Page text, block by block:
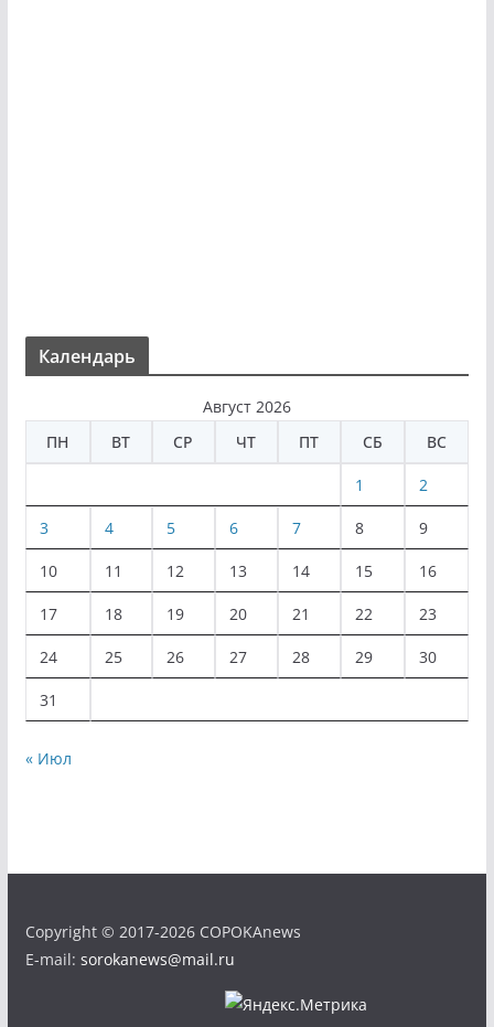
Календарь
Август 2026
ПН
ВТ СР ЧТ ПТ СБ ВС
1 2
3 4 5 6 7 8 9
10 11 12 13 14 15 16
17 18 19 20 21 22 23
24 25 26 27 28 29 30
31
« Июл
Copyright © 2017-2026 COPOKAnews
E-mail: sorokanews@mail.ru